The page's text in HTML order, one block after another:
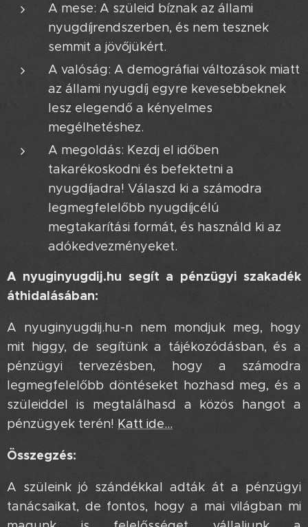
A mese: A szüleid bíznak az állami
nyugdíjrendszerben, és nem tesznek
semmit a jövőjükért.
A valóság: A demográfiai változások miatt
az állami nyugdíj egyre kevesebbeknek
lesz elegendő a kényelmes
megélhetéshez.
A megoldás: Kezdj el időben
takarékoskodni és befektetni a
nyugdíjadra! Válaszd ki a számodra
legmegfelelőbb nyugdíjcélú
megtakarítási formát, és használd ki az
adókedvezményeket.
A nyuginyugdij.hu segít a pénzügyi szakadék
áthidalásában:
A nyuginyugdij.hu-n nem mondjuk meg, hogy
mit higgy, de segítünk a tájékozódásban, és a
pénzügyi tervezésben, hogy a számodra
legmegfelelőbb döntéseket hozhasd meg, és a
szüleiddel is megtalálhasd a közös hangot a
pénzügyek terén! Katt ide...
Összegzés:
A szüleink jó szándékkal adták át a pénzügyi
tanácsaikat, de fontos, hogy a mai világban mi